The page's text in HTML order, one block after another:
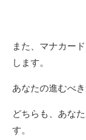
また、マナカー
します。
あなたの進むべ
どちらも、あな
す。